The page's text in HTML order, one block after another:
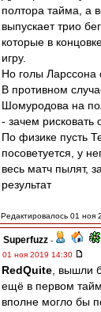
полтора тайма, а
выпускает трио
которые в
игру.
Но голы Ларссона
В противном
Шомуродова на
- зачем рисковать
По физике пусть
посоветуется, у
весь матч пылят,
результат
Редактировалось 01 ноя
Superfuzz -
01 ноя 2019 14:30
RedQuite , вышли
ещё в первом
вполне могло бы